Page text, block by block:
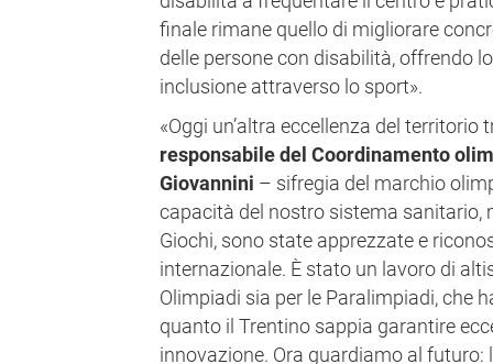
finale rimane quello di migliorare
delle persone con disabilità, offrendo
inclusione attraverso lo sport».
«Oggi un’altra eccellenza del
responsabile del Coordinamento
Giovannini – sifregia del marchio
capacità del nostro sistema sanitario,
Giochi, sono state apprezzate e
internazionale. È stato un lavoro di
Olimpiadi sia per le Paralimpiadi, che
quanto il Trentino sappia garantire
innovazione. Ora guardiamo al futuro: